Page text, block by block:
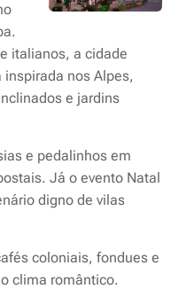
italianos, a cidade
nos Alpes,
e jardins
e pedalinhos em
Já o evento Natal
digno de vilas
coloniais, fondues e
clima romântico.